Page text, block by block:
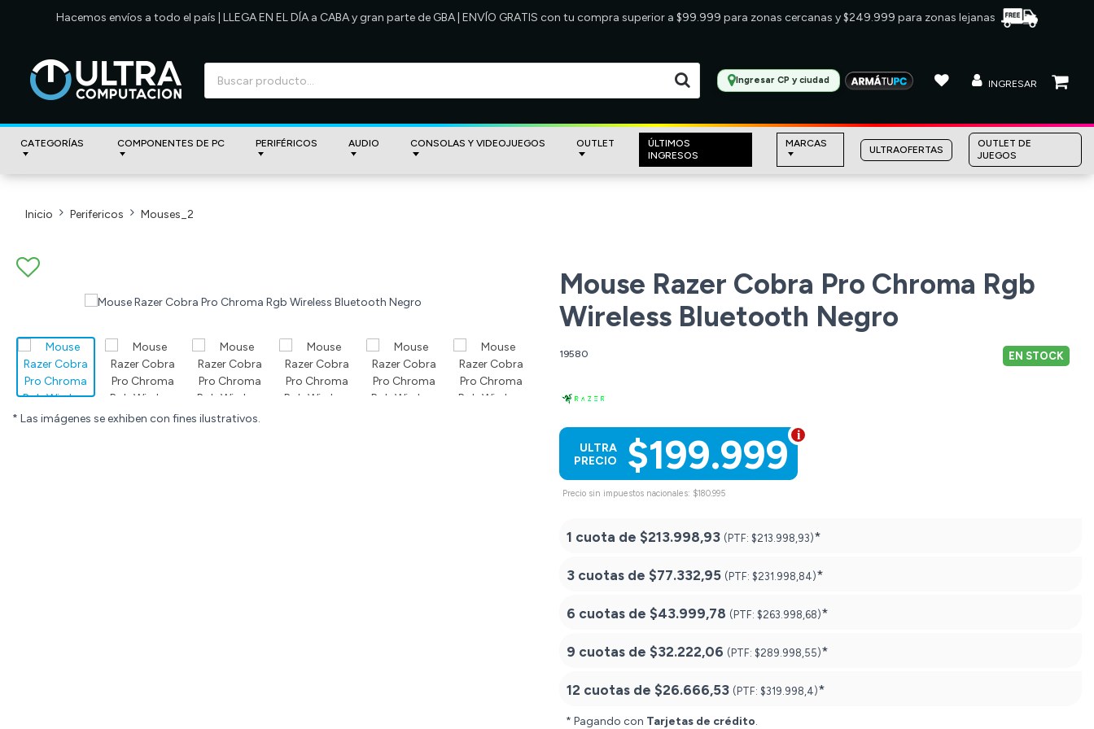
Hacemos envíos a todo el país | LLEGA EN EL DÍA a CABA y gran parte de GBA | ENVÍO GRATIS con tu compra superior a $99.999 para zonas cercanas y $249.999 para zonas lejanas
Ingresar CP y ciudad INGRESAR
CATEGORÍAS COMPONENTES DE PC PERIFÉRICOS AUDIO CONSOLAS Y VIDEOJUEGOS OUTLET
ÚLTIMOS
INGRESOS
MARCAS
ULTRAOFERTAS
OUTLET DE
JUEGOS
Inicio Perifericos Mouses_2
* Las imágenes se exhiben con fines ilustrativos.
Mouse Razer Cobra Pro Chroma Rgb
Wireless Bluetooth Negro
19580 EN STOCK
$199.999
ULTRA
PRECIO
Precio sin impuestos nacionales: $180.995
1 cuota de $213.998,93 (PTF: $213.998,93)*
3 cuotas de $77.332,95 (PTF: $231.998,84)*
6 cuotas de $43.999,78 (PTF: $263.998,68)*
9 cuotas de $32.222,06 (PTF: $289.998,55)*
12 cuotas de $26.666,53 (PTF: $319.998,4)*
* Pagando con Tarjetas de crédito.